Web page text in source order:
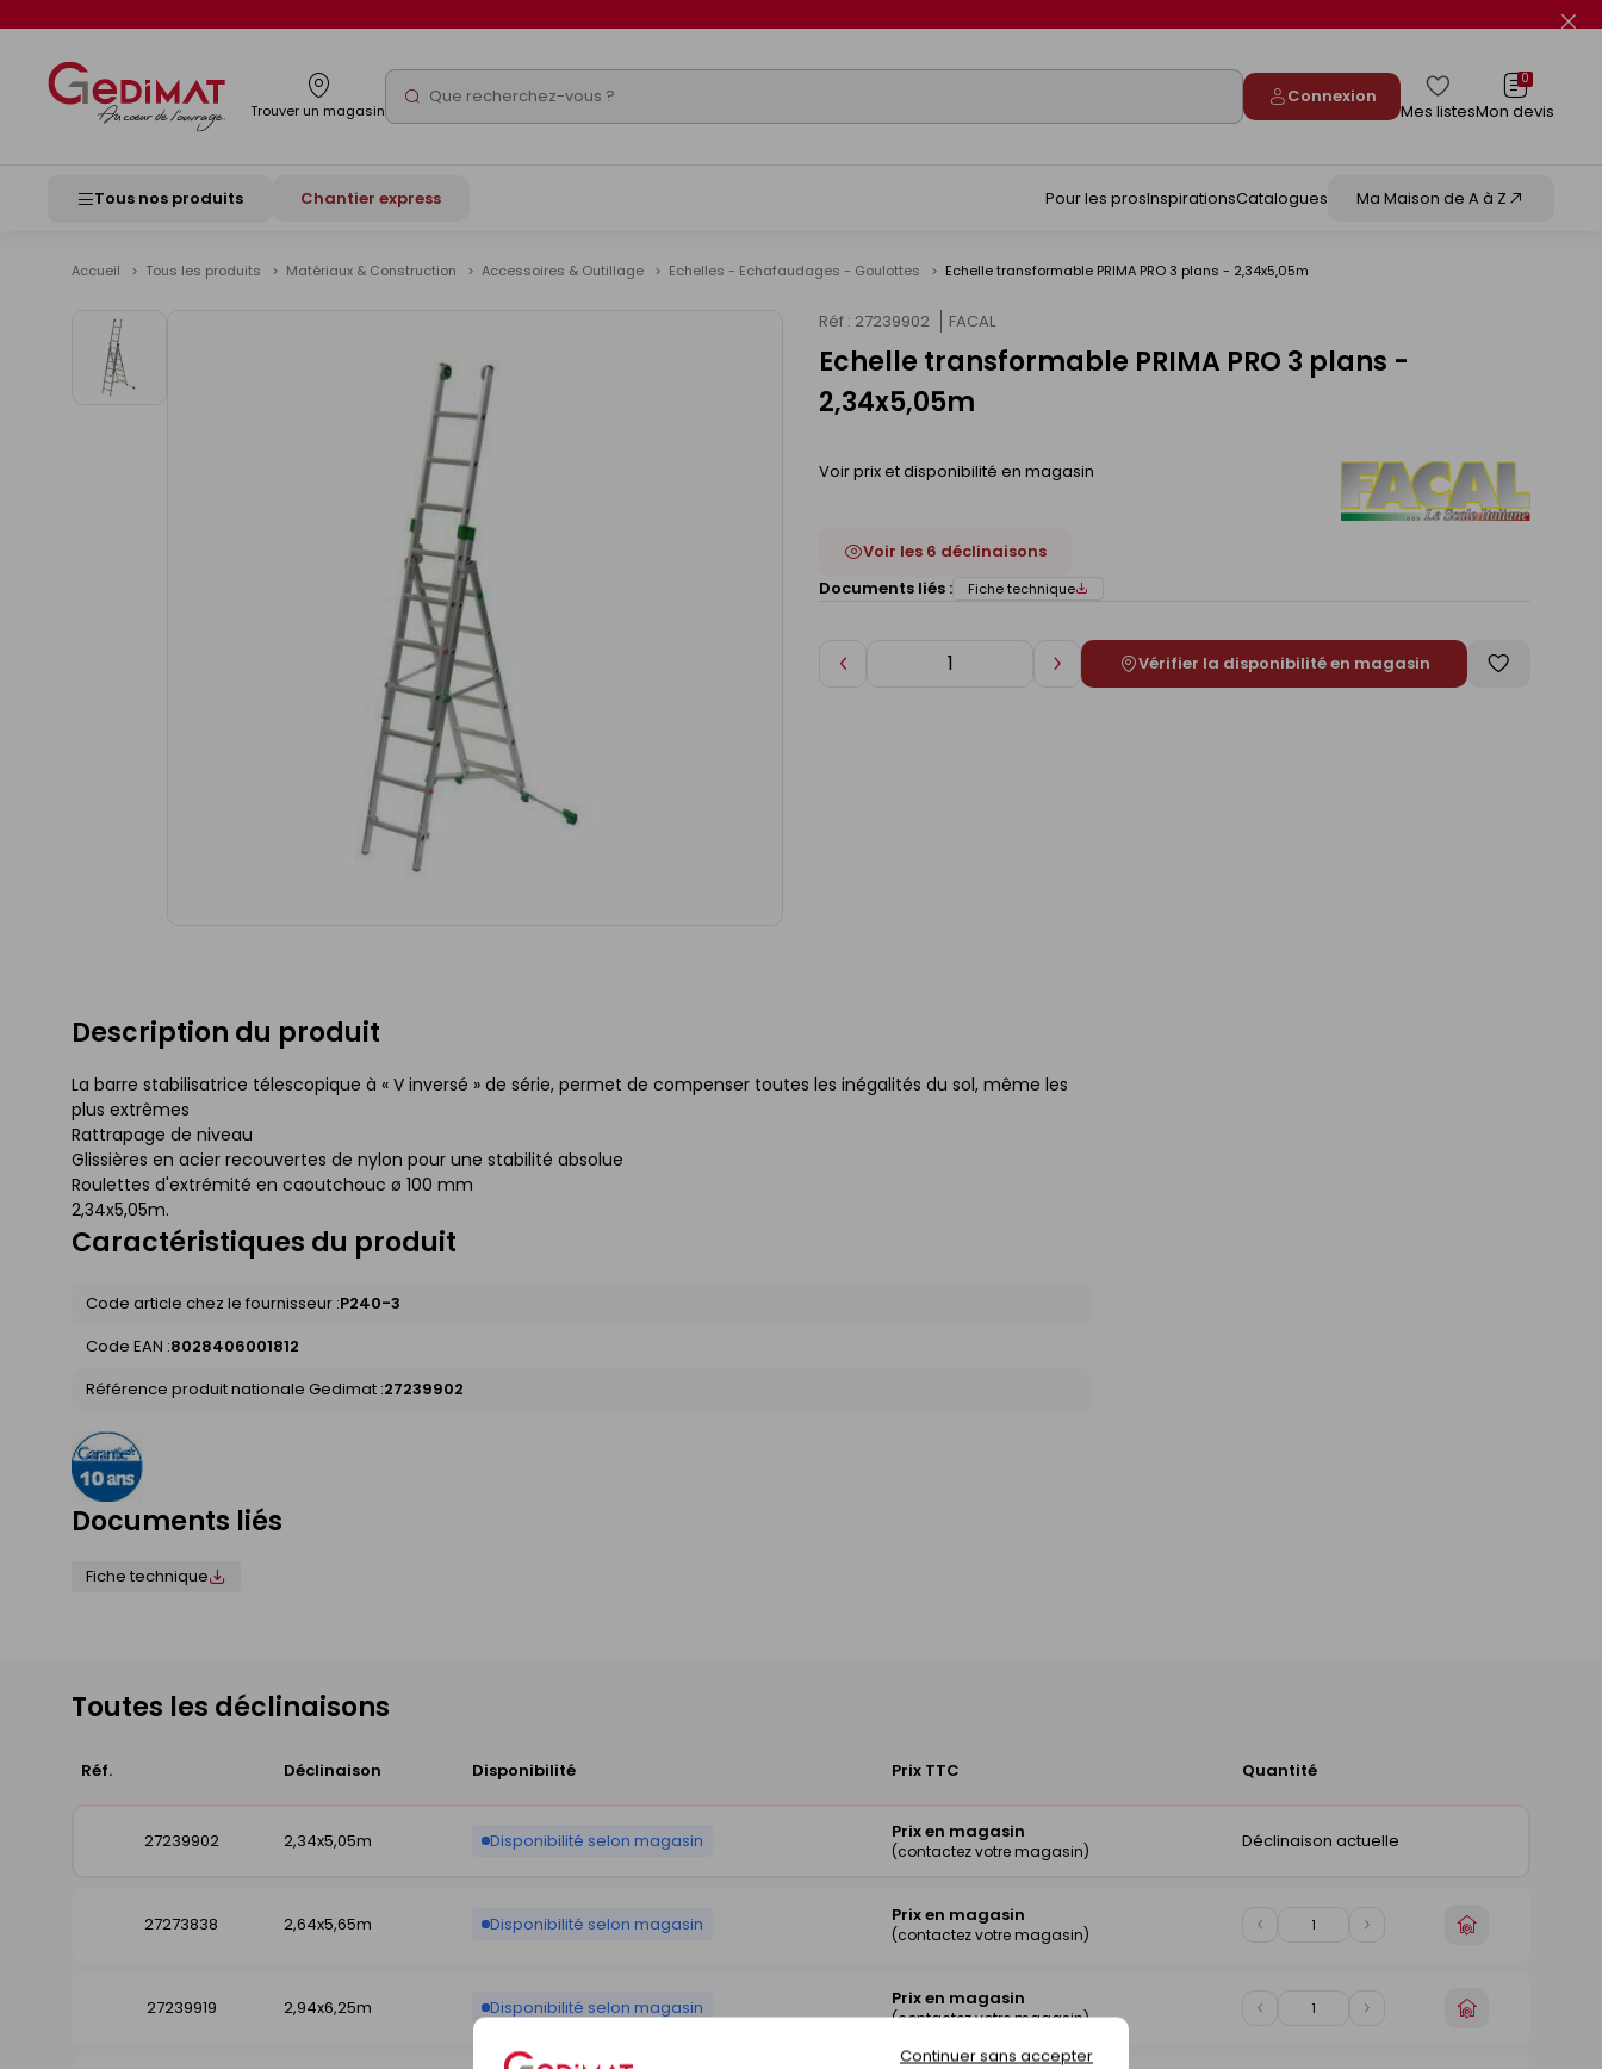
Continuer sans accepter
Trouver un magasin Rechercher Connexion
Mes listes
0
Mon devis
Tous nos produits Chantier express Pour les prosInspirationsCatalogues Ma Maison de A à Z
Accueil Tous les produits Matériaux & Construction Accessoires & Outillage Echelles - Echafaudages - Goulottes Echelle transformable PRIMA PRO 3 plans - 2,34x5,05m
Réf : 27239902 FACAL
Echelle transformable PRIMA PRO 3 plans -
2,34x5,05m
Voir prix et disponibilité en magasin
Voir les 6 déclinaisons
Documents liés :
Fiche technique
Diminuer AugmenterVérifier la disponibilité en magasin
Enregistrer
Description du produit
La barre stabilisatrice télescopique à « V inversé » de série, permet de compenser toutes les inégalités du sol, même les
plus extrêmes
Rattrapage de niveau
Glissières en acier recouvertes de nylon pour une stabilité absolue
Roulettes d'extrémité en caoutchouc ø 100 mm
2,34x5,05m.
Caractéristiques du produit
Code article chez le fournisseur :P240-3
Code EAN :8028406001812
Référence produit nationale Gedimat :27239902
Documents liés
Fiche technique
Toutes les déclinaisons
Réf. Déclinaison Disponibilité Prix TTC Quantité
27239902 2,34x5,05m Disponibilité selon magasin Prix en magasin
(contactez votre magasin) Déclinaison actuelle
27273838 2,64x5,65m Disponibilité selon magasin Prix en magasin
(contactez votre magasin)
Diminuer
Augmenter
Choisir
27239919
2,94x6,25m Disponibilité selon magasin Prix en magasin
(contactez votre magasin)
Diminuer
Augmenter
Choisir